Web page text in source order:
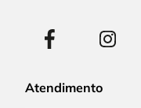
Atendimento